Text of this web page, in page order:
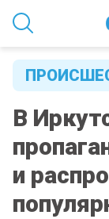
В
и